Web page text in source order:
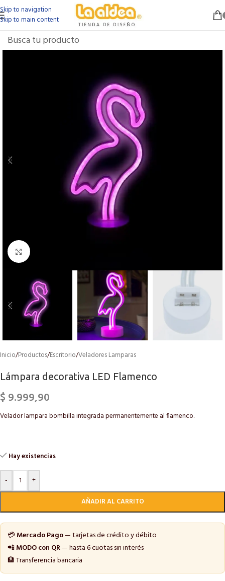
Skip to navigation
Skip to main content
Click to enlarge
Inicio/Productos/Escritorio/Veladores Lamparas
Lámpara decorativa LED Flamenco
$ 9.999,90
Velador lampara bombilla integrada permanentemente al flamenco.
Hay existencias
-
+
AÑADIR AL CARRITO
💳Mercado Pago— tarjetas de crédito y débito
📲MODO con QR— hasta 6 cuotas sin interés
🏦 Transferencia bancaria